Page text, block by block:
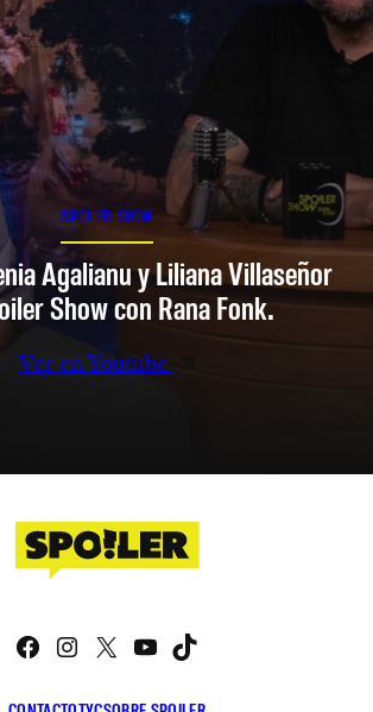
SPOILER SHOW
Agalianu y Liliana Villaseñor
Show con Rana Fonk.
Ver en Youtube
Facebook
Instagram
X YouTube